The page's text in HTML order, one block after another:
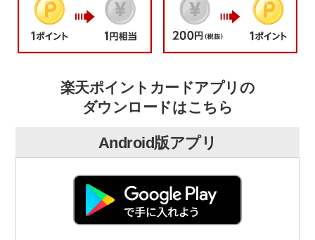
楽天ポイントカードアプリの
ダウンロードはこちら
Android版アプリ